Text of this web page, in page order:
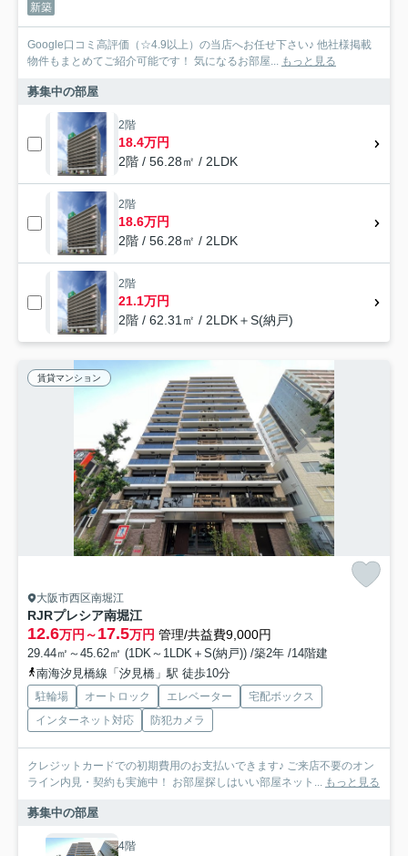
新築
Google口コミ高評価（☆4.9以上）の当店へお任せ下さい♪ 他社様掲載
物件もまとめてご紹介可能です！ 気になるお部屋... もっと見る
募集中の部屋
2階
18.4万円
2階 / 56.28㎡ / 2LDK
2階
18.6万円
2階 / 56.28㎡ / 2LDK
2階
21.1万円
2階 / 62.31㎡ / 2LDK＋S(納戸)
賃貸マンション
大阪市西区南堀江
RJRプレシア南堀江
12.6万円～17.5万円 管理/共益費9,000円
29.44㎡～45.62㎡ (1DK～1LDK＋S(納戸)) /築2年 /14階建
南海汐見橋線「汐見橋」駅 徒歩10分
駐輪場 オートロック エレベーター
宅配ボックス
インターネット対応
防犯カメラ
クレジットカードでの初期費用のお支払いできます♪ ご来店不要のオン
ライン内見・契約も実施中！ お部屋探しはいい部屋ネット... もっと見る
募集中の部屋
4階